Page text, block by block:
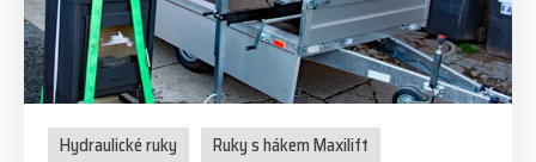
Hydraulické ruky
Ruky s hákem Maxilift